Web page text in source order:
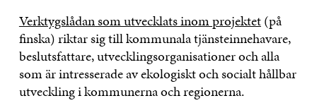
Verktygslådan som utvecklats inom projektet(på
finska) riktar sig till kommunala tjänsteinnehavare,
beslutsfattare, utvecklingsorganisationer och alla
som är intresserade av ekologiskt och socialt hållbar
utveckling i kommunerna och regionerna.